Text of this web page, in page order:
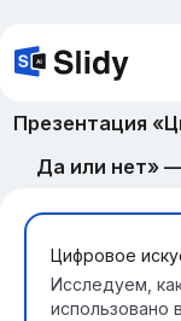
Презентация
Да или нет»
Цифровое
Исследуем,
использовано